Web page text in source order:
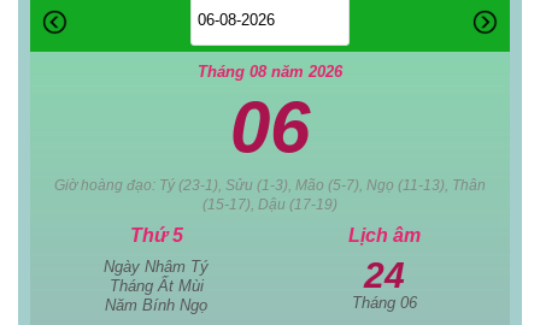
Tháng 08 năm 2026
06
Giờ hoàng đạo: Tý (23-1), Sửu (1-3), Mão (5-7), Ngọ (11-13), Thân
(15-17), Dậu (17-19)
Thứ 5
Ngày Nhâm Tý
Tháng Ất Mùi
Năm Bính Ngọ
Lịch âm
24
Tháng 06